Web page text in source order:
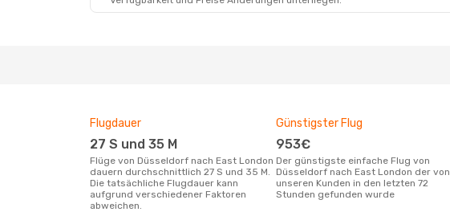
Flugdauer
27 S und 35 M
Flüge von Düsseldorf nach East London
dauern durchschnittlich 27 S und 35 M.
Die tatsächliche Flugdauer kann
aufgrund verschiedener Faktoren
abweichen.
Günstigster Flug
953€
Der günstigste einfache Flug von
Düsseldorf nach East London der von
unseren Kunden in den letzten 72
Stunden gefunden wurde